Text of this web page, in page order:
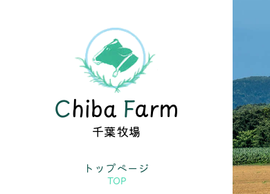
Chiba Farm
千葉牧場
トップページ
TOP